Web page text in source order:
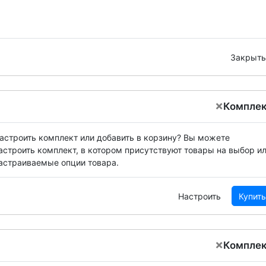
Закрыть
×
комплект или добавить в корзину? Вы можете
комплект, в котором присутствуют товары на выбор
опции товара.
Настроить Купить
×